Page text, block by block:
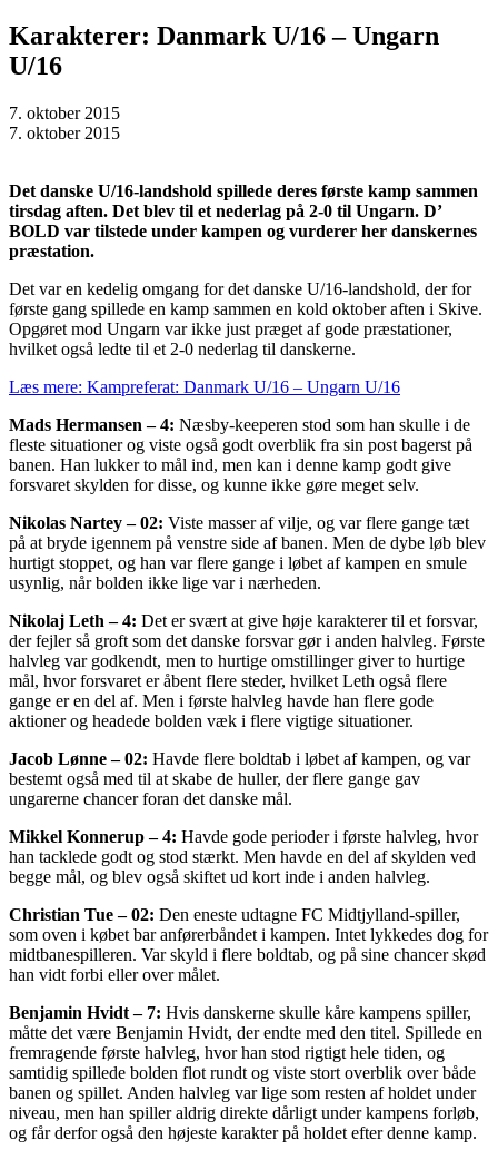
Karakterer: Danmark U/16 – Ungarn
U/16
7. oktober 2015
7. oktober 2015
Det danske U/16-landshold spillede deres første kamp sammen
tirsdag aften. Det blev til et nederlag på 2-0 til Ungarn. D’
BOLD var tilstede under kampen og vurderer her danskernes
præstation.
Det var en kedelig omgang for det danske U/16-landshold, der for
første gang spillede en kamp sammen en kold oktober aften i Skive.
Opgøret mod Ungarn var ikke just præget af gode præstationer,
hvilket også ledte til et 2-0 nederlag til danskerne.
Læs mere: Kampreferat: Danmark U/16 – Ungarn U/16
Mads Hermansen – 4: Næsby-keeperen stod som han skulle i de
fleste situationer og viste også godt overblik fra sin post bagerst på
banen. Han lukker to mål ind, men kan i denne kamp godt give
forsvaret skylden for disse, og kunne ikke gøre meget selv.
Nikolas Nartey – 02: Viste masser af vilje, og var flere gange tæt
på at bryde igennem på venstre side af banen. Men de dybe løb blev
hurtigt stoppet, og han var flere gange i løbet af kampen en smule
usynlig, når bolden ikke lige var i nærheden.
Nikolaj Leth – 4: Det er svært at give høje karakterer til et forsvar,
der fejler så groft som det danske forsvar gør i anden halvleg. Første
halvleg var godkendt, men to hurtige omstillinger giver to hurtige
mål, hvor forsvaret er åbent flere steder, hvilket Leth også flere
gange er en del af. Men i første halvleg havde han flere gode
aktioner og headede bolden væk i flere vigtige situationer.
Jacob Lønne – 02: Havde flere boldtab i løbet af kampen, og var
bestemt også med til at skabe de huller, der flere gange gav
ungarerne chancer foran det danske mål.
Mikkel Konnerup – 4: Havde gode perioder i første halvleg, hvor
han tacklede godt og stod stærkt. Men havde en del af skylden ved
begge mål, og blev også skiftet ud kort inde i anden halvleg.
Christian Tue – 02: Den eneste udtagne FC Midtjylland-spiller,
som oven i købet bar anførerbåndet i kampen. Intet lykkedes dog for
midtbanespilleren. Var skyld i flere boldtab, og på sine chancer skød
han vidt forbi eller over målet.
Benjamin Hvidt – 7: Hvis danskerne skulle kåre kampens spiller,
måtte det være Benjamin Hvidt, der endte med den titel. Spillede en
fremragende første halvleg, hvor han stod rigtigt hele tiden, og
samtidig spillede bolden flot rundt og viste stort overblik over både
banen og spillet. Anden halvleg var lige som resten af holdet under
niveau, men han spiller aldrig direkte dårligt under kampens forløb,
og får derfor også den højeste karakter på holdet efter denne kamp.